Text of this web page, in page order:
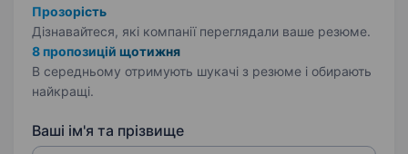
Прозорість
Дізнавайтеся, які компанії переглядали ваше резюме.
8 пропозицій щотижня
В середньому отримують шукачі з резюме і обирають
найкращі.
Ваші ім'я та прізвище